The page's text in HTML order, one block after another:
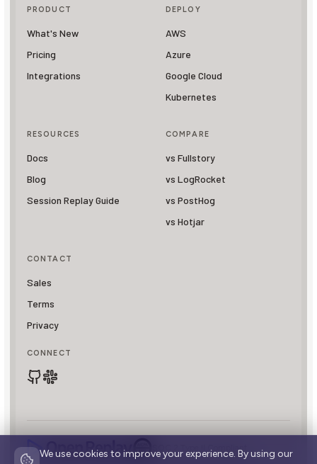
PRODUCT
What's New
Pricing
Integrations
DEPLOY
AWS
Azure
Google Cloud
Kubernetes
RESOURCES
Docs
Blog
Session Replay Guide
COMPARE
vs Fullstory
vs LogRocket
vs PostHog
vs Hotjar
CONTACT
Sales
Terms
Privacy
CONNECT
SOC 2 Type II Compliant
We use cookies to improve your experience. By using our